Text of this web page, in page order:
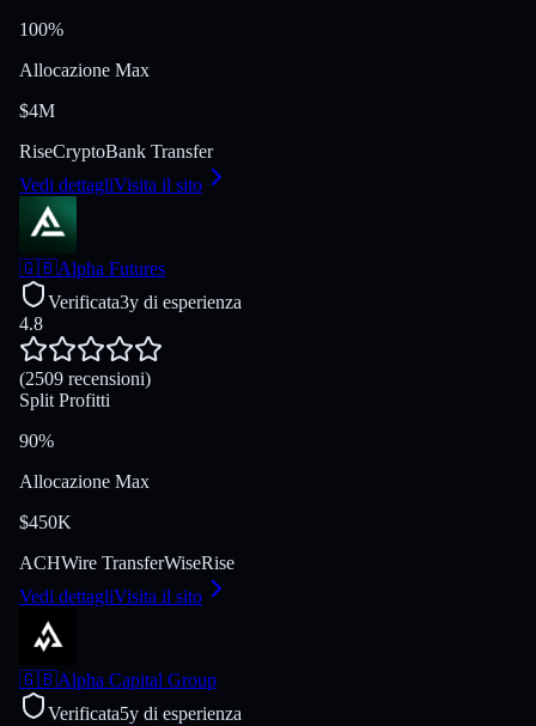
100%
Allocazione Max
$4M
RiseCryptoBank Transfer
Vedi dettagliVisita il sito
🇬🇧Alpha Futures
Verificata3y di esperienza
4.8
(2509 recensioni)
Split Profitti
90%
Allocazione Max
$450K
ACHWire TransferWiseRise
Vedi dettagliVisita il sito
🇬🇧Alpha Capital Group
Verificata5y di esperienza